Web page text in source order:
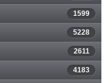
1599
5228
2611
4183